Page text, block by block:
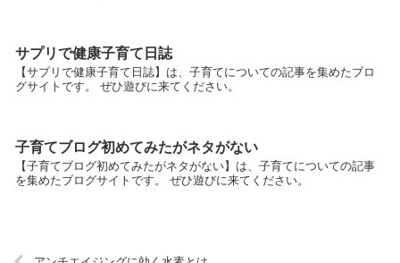
サプリで健康子育て日誌
【サプリで健康子育て日誌】は、子育てについての記事を集めたブロ
グサイトです。 ぜひ遊びに来てください。
子育てブログ初めてみたがネタがない
【子育てブログ初めてみたがネタがない】は、子育てについての記事
を集めたブログサイトです。 ぜひ遊びに来てください。